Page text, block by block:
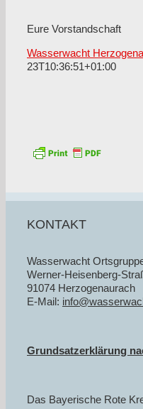
Eure Vorstandschaft
Wasserwacht
23T10:36:51+01:00
KONTAKT
Wasserwacht
Werner-Heisenberg-
91074 Herzogenaurach
E-Mail:
Grundsatzerklärung
Das Bayerische Rote